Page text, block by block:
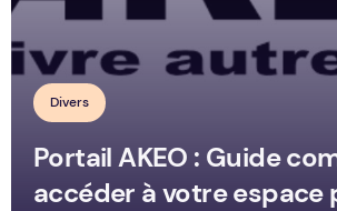
Divers
Portail AKEO : Guide
accéder à votre espace